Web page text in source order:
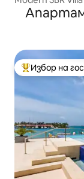
Най-Избор на